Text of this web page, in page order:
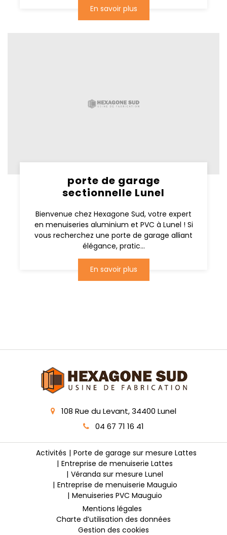
En savoir plus
porte de garage
sectionnelle Lunel
Bienvenue chez Hexagone Sud, votre expert
en menuiseries aluminium et PVC à Lunel ! Si
vous recherchez une porte de garage alliant
élégance, pratic...
En savoir plus
108 Rue du Levant, 34400 Lunel
04 67 71 16 41
Activités
Porte de garage sur mesure Lattes
Entreprise de menuiserie Lattes
Véranda sur mesure Lunel
Entreprise de menuiserie Mauguio
Menuiseries PVC Mauguio
Mentions légales
Charte d’utilisation des données
Gestion des cookies